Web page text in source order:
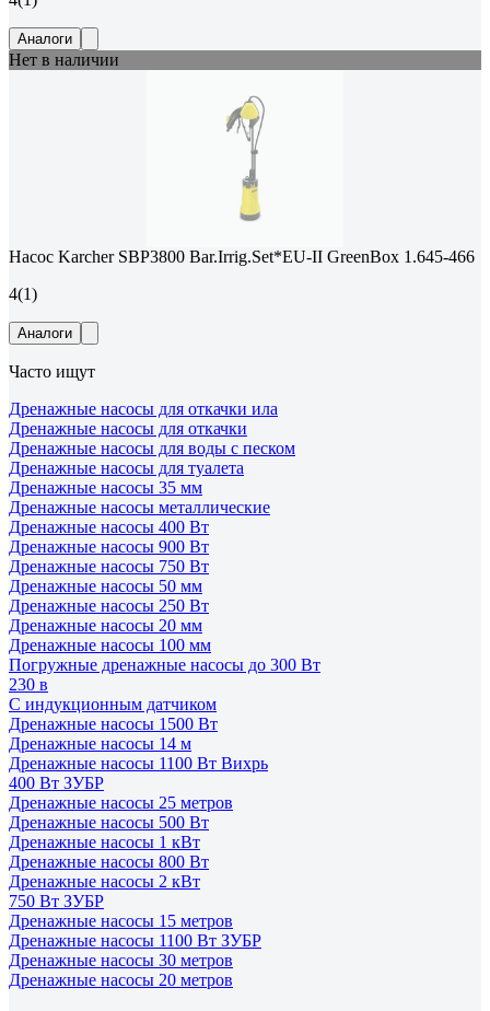
Аналоги
Нет в наличии
Насос Karcher SBP3800 Bar.Irrig.Set*EU-II GreenBox 1.645-466
4(1)
Аналоги
Часто ищут
Дренажные насосы для откачки ила
Дренажные насосы для откачки
Дренажные насосы для воды с песком
Дренажные насосы для туалета
Дренажные насосы 35 мм
Дренажные насосы металлические
Дренажные насосы 400 Вт
Дренажные насосы 900 Вт
Дренажные насосы 750 Вт
Дренажные насосы 50 мм
Дренажные насосы 250 Вт
Дренажные насосы 20 мм
Дренажные насосы 100 мм
Погружные дренажные насосы до 300 Вт
230 в
C индукционным датчиком
Дренажные насосы 1500 Вт
Дренажные насосы 14 м
Дренажные насосы 1100 Вт Вихрь
400 Вт ЗУБР
Дренажные насосы 25 метров
Дренажные насосы 500 Вт
Дренажные насосы 1 кВт
Дренажные насосы 800 Вт
Дренажные насосы 2 кВт
750 Вт ЗУБР
Дренажные насосы 15 метров
Дренажные насосы 1100 Вт ЗУБР
Дренажные насосы 30 метров
Дренажные насосы 20 метров